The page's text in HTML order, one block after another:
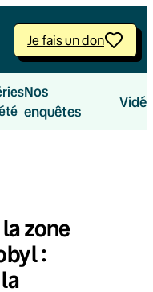
Je fais un don
Nos
enquêtes
zone
: